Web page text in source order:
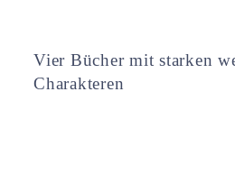
Vier Bücher mit starken
Charakteren